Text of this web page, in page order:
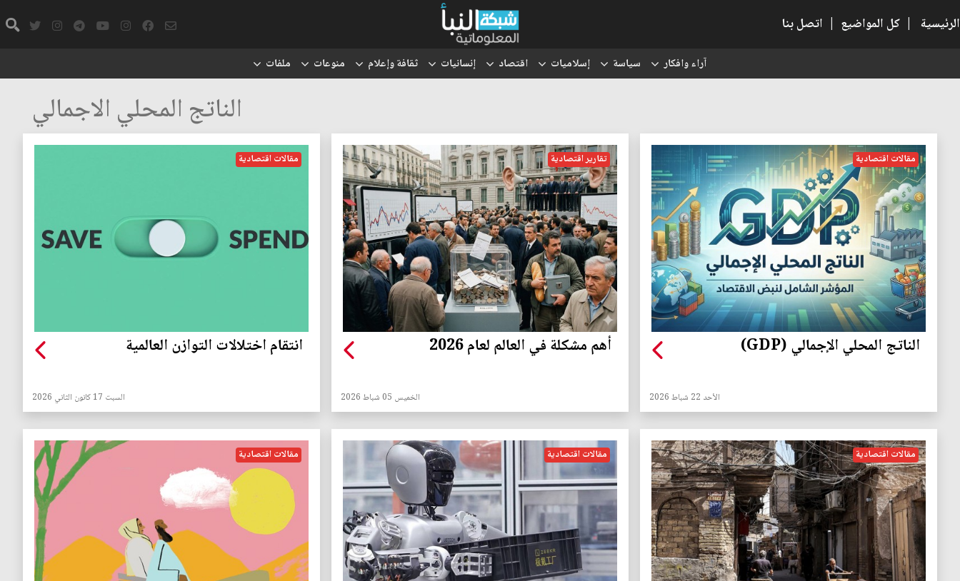
الرئيسية | كل المواضيع | اتصل بنا
آراء وافكار سياسة إسلاميات اقتصاد إنسانيات ثقافة وإعلام منوعات ملفات
الناتج المحلي الاجمالي
مقالات اقتصادية
الناتج المحلي الإجمالي (GDP)
الأحد 22 شباط 2026
تقارير اقتصادية
أهم مشكلة في العالم لعام 2026
الخميس 05 شباط 2026
مقالات اقتصادية
انتقام اختلالات التوازن العالمية
السبت 17 كانون الثاني 2026
مقالات اقتصادية مقالات اقتصادية مقالات اقتصادية